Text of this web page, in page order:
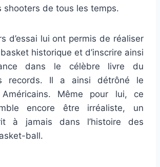
shooters de tous les temps.
d’essai lui ont permis de réaliser
historique et d’inscrire ainsi
dans le célèbre livre du
records. Il a ainsi détrôné le
Même pour lui, ce
encore être irréaliste, un
à jamais dans l’histoire des
ball.